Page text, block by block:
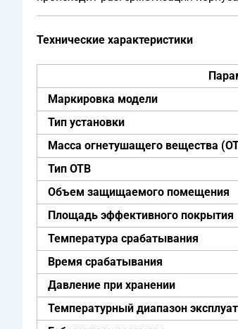
Технические характеристики
Маркировка модели
Тип установки
Масса огнетушащего вещества
Тип ОТВ
Объем защищаемого помещения
Площадь эффективного покрытия
Температура срабатывания
Время срабатывания
Давление при хранении
Температурный диапазон